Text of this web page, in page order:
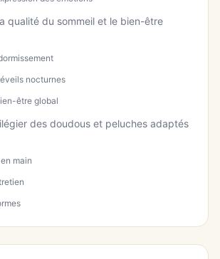
qualité du sommeil et le bien-être
nocturnes
être global
des doudous et peluches adaptés
main